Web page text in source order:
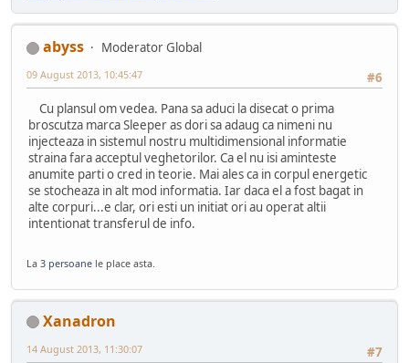
abyss
Moderator Global
#6
09 August 2013, 10:45:47
Cu plansul om vedea. Pana sa aduci la disecat o prima
broscutza marca Sleeper as dori sa adaug ca nimeni nu
injecteaza in sistemul nostru multidimensional informatie
straina fara acceptul veghetorilor. Ca el nu isi aminteste
anumite parti o cred in teorie. Mai ales ca in corpul energetic
se stocheaza in alt mod informatia. Iar daca el a fost bagat in
alte corpuri...e clar, ori esti un initiat ori au operat altii
intentionat transferul de info.
La 3 persoane le place asta.
Xanadron
#7
14 August 2013, 11:30:07